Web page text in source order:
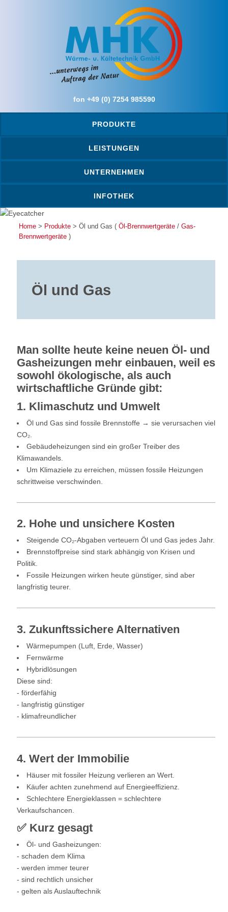
fon +49 (0) 7254 985590
PRODUKTE
LEISTUNGEN
UNTERNEHMEN
INFOTHEK
Home> Produkte> Öl und Gas ( Öl-Brennwertgeräte/ Gas-
Brennwertgeräte)
Öl und Gas
Man sollte heute keine neuen Öl- und
Gasheizungen mehr einbauen, weil es
sowohl ökologische, als auch
wirtschaftliche Gründe gibt:
1. Klimaschutz und Umwelt
Öl und Gas sind fossile Brennstoffe → sie verursachen viel
CO₂.
Gebäudeheizungen sind ein großer Treiber des
Klimawandels.
Um Klimaziele zu erreichen, müssen fossile Heizungen
schrittweise verschwinden.
2. Hohe und unsichere Kosten
Steigende CO₂-Abgaben verteuern Öl und Gas jedes Jahr.
Brennstoffpreise sind stark abhängig von Krisen und
Politik.
Fossile Heizungen wirken heute günstiger, sind aber
langfristig teurer.
3. Zukunftssichere Alternativen
Wärmepumpen (Luft, Erde, Wasser)
Fernwärme
Hybridlösungen
Diese sind:
- förderfähig
- langfristig günstiger
- klimafreundlicher
4. Wert der Immobilie
Häuser mit fossiler Heizung verlieren an Wert.
Käufer achten zunehmend auf Energieeffizienz.
Schlechtere Energieklassen = schlechtere
Verkaufschancen.
✅ Kurz gesagt
Öl- und Gasheizungen:
- schaden dem Klima
- werden immer teurer
- sind rechtlich unsicher
- gelten als Auslauftechnik